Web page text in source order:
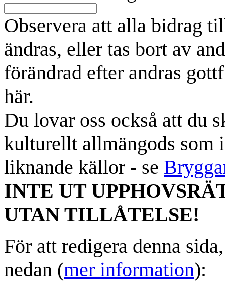
Observera att alla bidrag
ändras, eller tas bort av
förändrad efter andras
här.
Du lovar oss också att du
kulturellt allmängods som
liknande källor - se
INTE UT
UTAN TILLÅTELSE!
För att redigera denna
nedan (mer information):